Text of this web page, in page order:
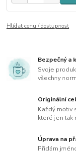
Hlídat cenu / dostupnost
Bezpečný a
Svoje
všechny
Originální
Každý motiv
které jen tak
Úprava na
Přidám